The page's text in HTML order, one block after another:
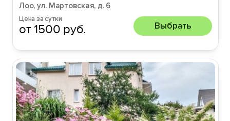
Лоо, ул. Мартовская, д. 6
Цена за сутки
от 1500 руб. Выбрать